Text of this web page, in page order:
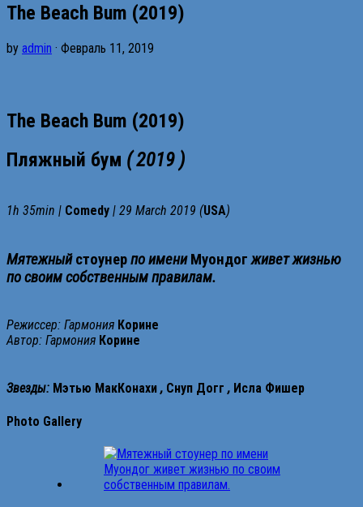
The Beach Bum (2019)
by admin · Февраль 11, 2019
The Beach Bum (2019)
Пляжный бум ( 2019 )
1h 35min | Comedy | 29 March 2019 (USA)
Мятежныйстоунерпо имениМуондогживет жизнью
по своим собственным правилам.
Режиссер: Гармония Корине
Автор: Гармония Корине
Звезды: Мэтью МакКонахи , Снуп Догг , Исла Фишер
Photo Gallery